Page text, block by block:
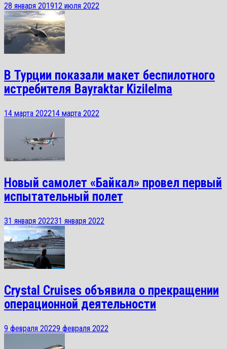
28 января 201912 июля 2022
В Турции показали макет беспилотного
истребителя Bayraktar Kizilelma
14 марта 202214 марта 2022
Новый самолет «Байкал» провел первый
испытательный полет
31 января 202231 января 2022
Crystal Cruises объявила о прекращении
операционной деятельности
9 февраля 20229 февраля 2022